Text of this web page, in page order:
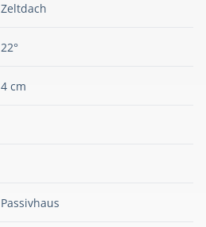
Zeltdach
22°
4 cm
Passivhaus